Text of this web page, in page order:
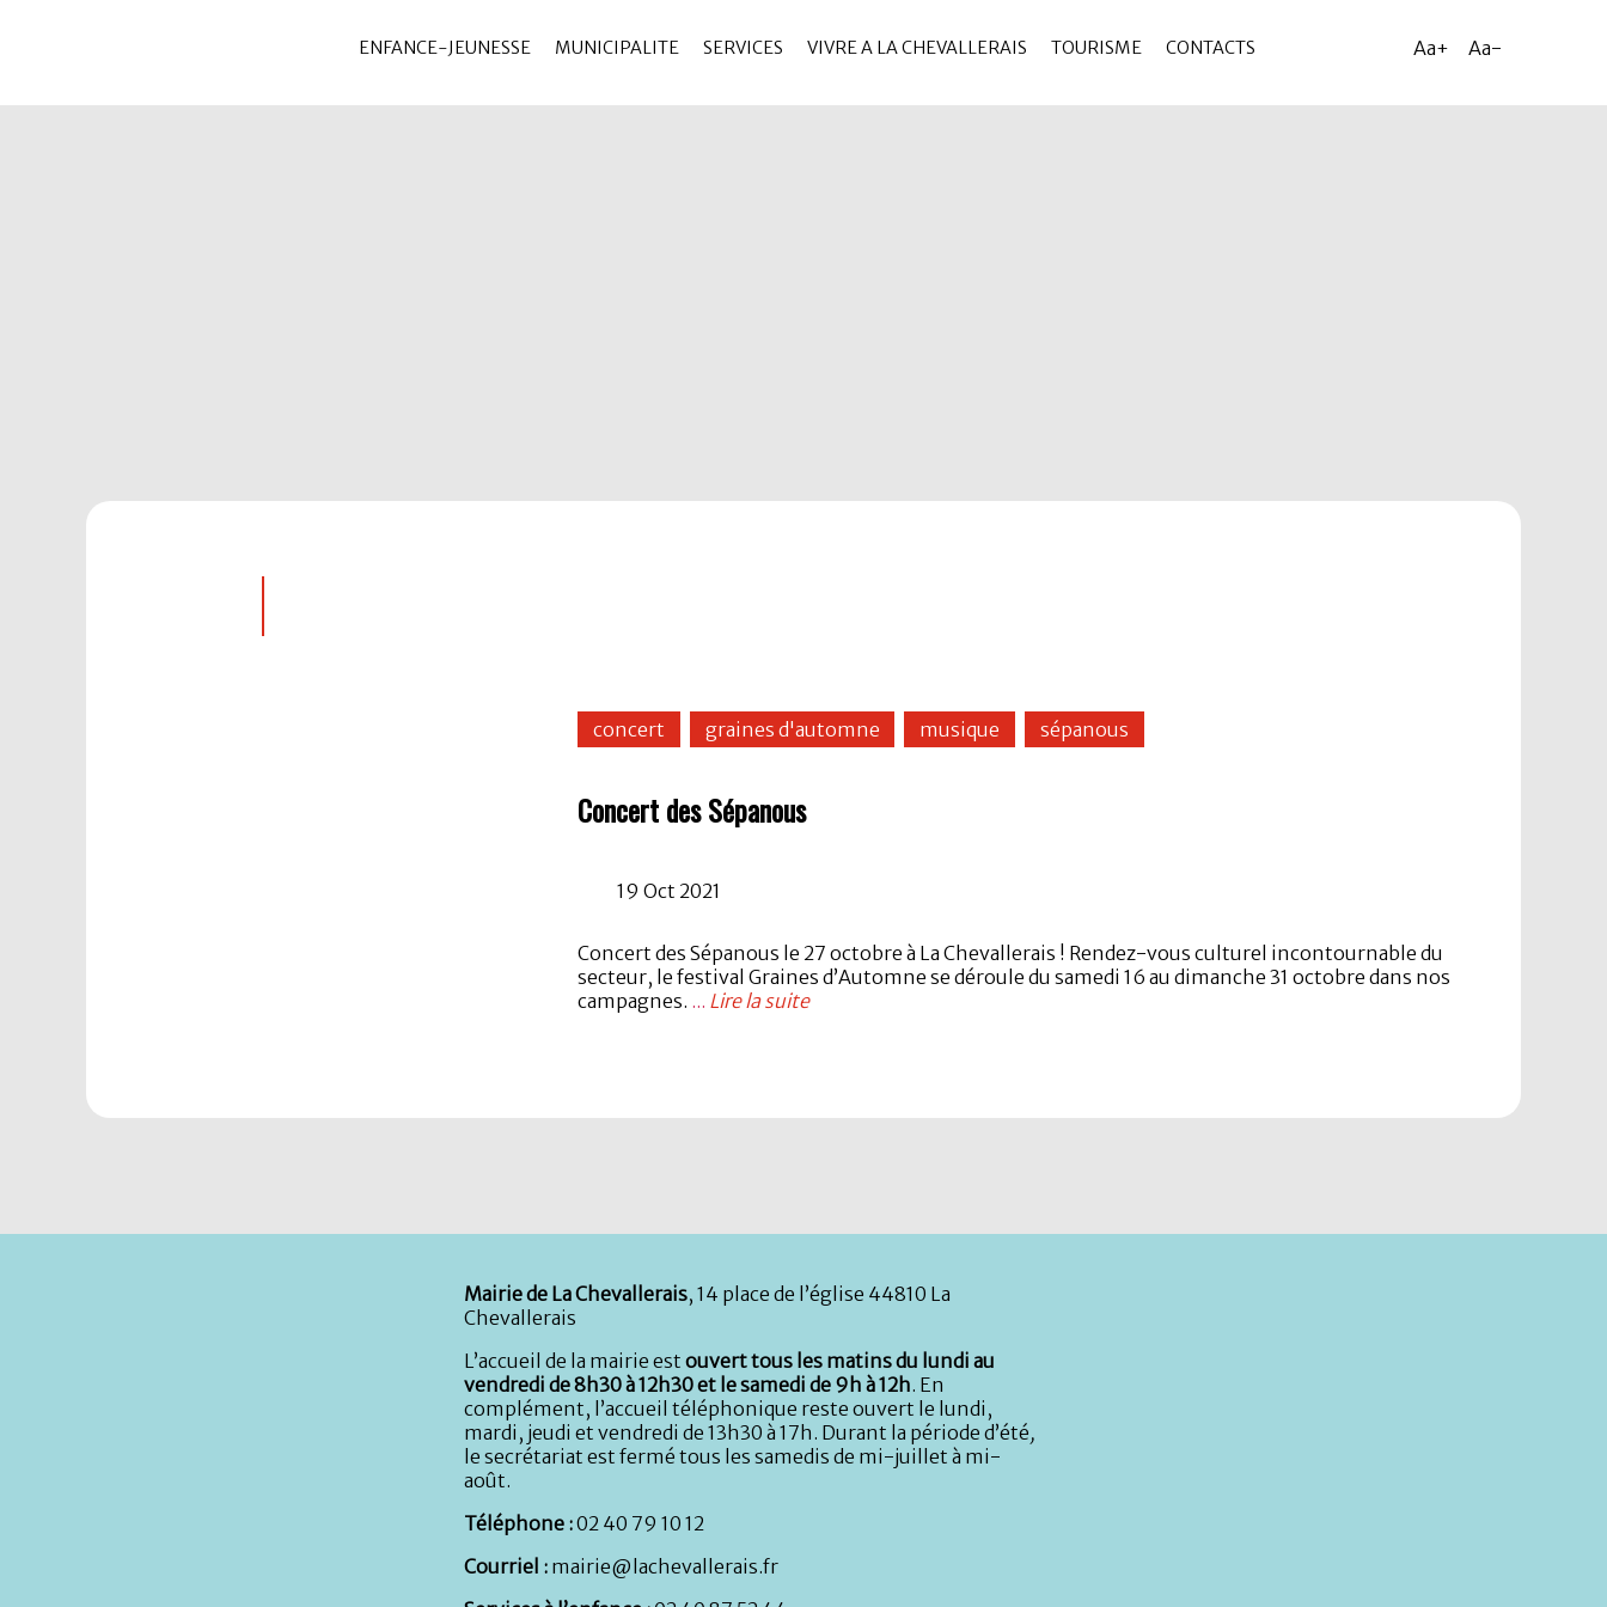
ENFANCE-JEUNESSE MUNICIPALITE SERVICES VIVRE A LA CHEVALLERAIS TOURISME CONTACTS Aa+ Aa-
concert graines d'automne musique sépanous
Concert des Sépanous
19 Oct 2021
Concert des Sépanous le 27 octobre à La Chevallerais ! Rendez-vous culturel incontournable du
secteur, le festival Graines d’Automne se déroule du samedi 16 au dimanche 31 octobre dans nos
campagnes. ... Lire la suite
Mairie de La Chevallerais, 14 place de l’église 44810 La
Chevallerais
L’accueil de la mairie est ouvert tous les matins du lundi au
vendredi de 8h30 à 12h30 et le samedi de 9h à 12h. En
complément, l’accueil téléphonique reste ouvert le lundi,
mardi, jeudi et vendredi de 13h30 à 17h. Durant la période d’été,
le secrétariat est fermé tous les samedis de mi-juillet à mi-
août.
Téléphone :02 40 79 10 12
Courriel : mairie@lachevallerais.fr